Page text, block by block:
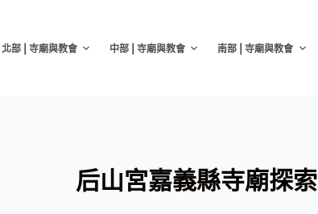
北部 | 寺廟與教會 中部 | 寺廟與教會 南部 | 寺廟與教會
后山宮嘉義縣寺廟探索